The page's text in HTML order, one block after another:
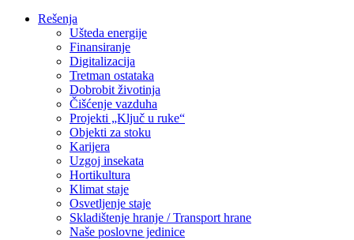
Rešenja
Ušteda energije
Finansiranje
Digitalizacija
Tretman ostataka
Dobrobit životinja
Čišćenje vazduha
Projekti „Ključ u ruke“
Objekti za stoku
Karijera
Uzgoj insekata
Hortikultura
Klimat staje
Osvetljenje staje
Skladištenje hranje / Transport hrane
Naše poslovne jedinice